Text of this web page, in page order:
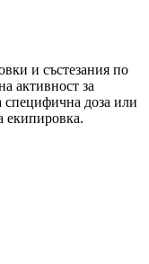
и състезания по
активност за
доза или
екипировка.